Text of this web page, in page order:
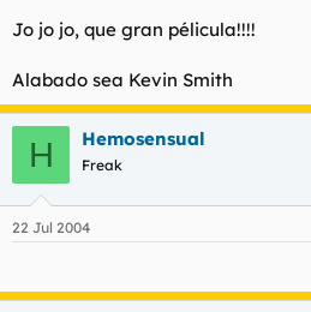
Jo jo jo, que gran pélicula!!!!
Alabado sea Kevin Smith
H Hemosensual
Freak
22 Jul 2004